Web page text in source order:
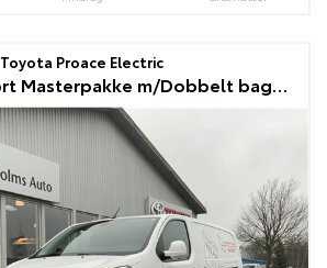
Toyota Proace Electric
Long EL Comfort Masterpakke m/Dobbelt bagdør 136HK Van Aut.